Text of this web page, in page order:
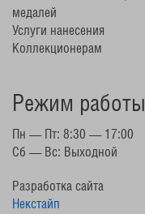
медалей
Услуги нанесения
Коллекционерам
Режим работы
Пн — Пт: 8:30 — 17:00
Сб — Вс: Выходной
Разработка сайта
Некстайп